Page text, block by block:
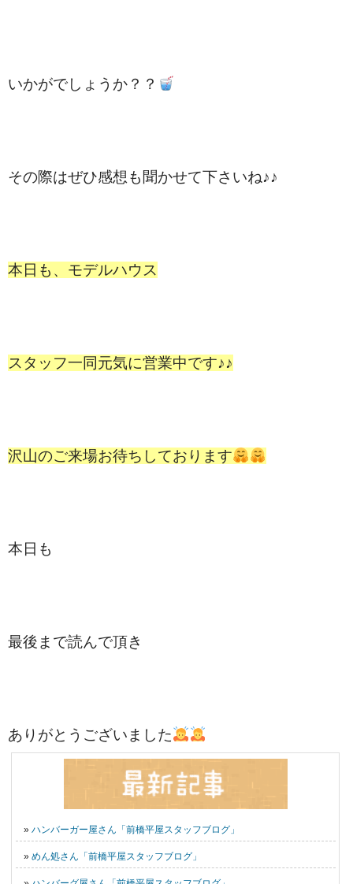
いかがでしょうか？？
その際はぜひ感想も聞かせて下さいね♪♪
本日も、モデルハウス
スタッフ一同元気に営業中です♪♪
沢山のご来場お待ちしております
本日も
最後まで読んで頂き
ありがとうございました
» ハンバーガー屋さん「前橋平屋スタッフブログ」
» めん処さん「前橋平屋スタッフブログ」